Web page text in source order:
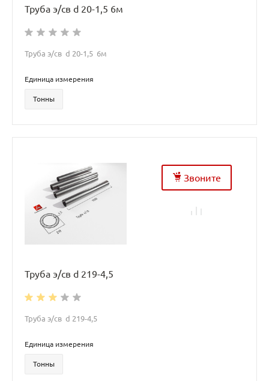
Труба э/св d 20-1,5 6м
Труба э/св d 20-1,5 6м
Единица измерения
Тонны
Звоните
Труба э/св d 219-4,5
Труба э/св d 219-4,5
Единица измерения
Тонны